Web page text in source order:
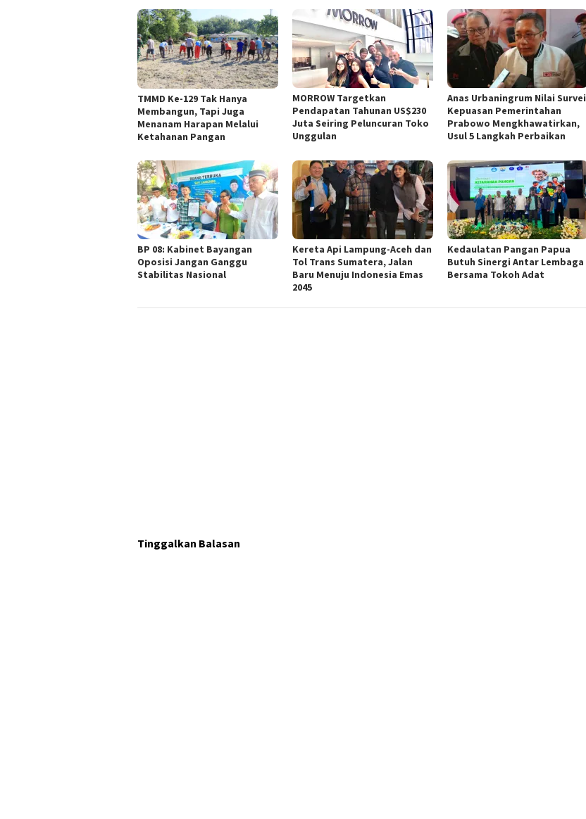
TMMD Ke-129 Tak Hanya
Membangun, Tapi Juga
Menanam Harapan Melalui
Ketahanan Pangan
MORROW Targetkan
Pendapatan Tahunan US$230
Juta Seiring Peluncuran Toko
Unggulan
Anas Urbaningrum Nilai Survei
Kepuasan Pemerintahan
Prabowo Mengkhawatirkan,
Usul 5 Langkah Perbaikan
BP 08: Kabinet Bayangan
Oposisi Jangan Ganggu
Stabilitas Nasional
Kereta Api Lampung-Aceh dan
Tol Trans Sumatera, Jalan
Baru Menuju Indonesia Emas
2045
Kedaulatan Pangan Papua
Butuh Sinergi Antar Lembaga
Bersama Tokoh Adat
Tinggalkan Balasan